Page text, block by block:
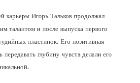
карьеры Игорь Тальков продолжал
талантом и после выпуска первого
пластинок. Его позитивная
передавать глубину чувств делали его